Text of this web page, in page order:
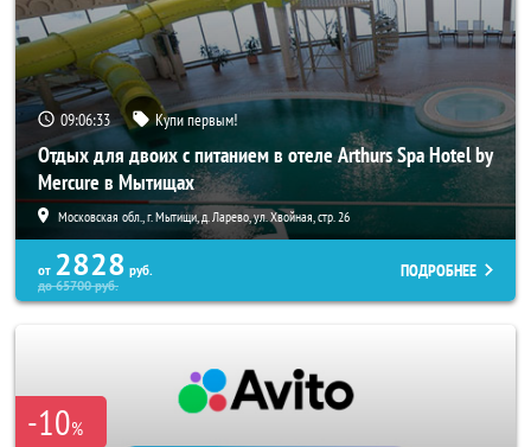
09:06:32 Купи первым!
Отдых для двоих с питанием в отеле Arthurs Spa Hotel by
Mercure в Мытищах
Московская обл., г. Мытищи, д. Ларево, ул. Хвойная, стр. 26
от 2828 руб.
до65700руб.
ПОДРОБНЕЕ
-10%